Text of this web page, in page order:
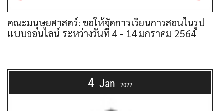
คณะมนุษยศาสตร์: ขอให้จัดการเรียนการสอนในรูป
แบบออนไลน์ ระหว่างวันที่ 4 - 14 มกราคม 2564
4 Jan 2022